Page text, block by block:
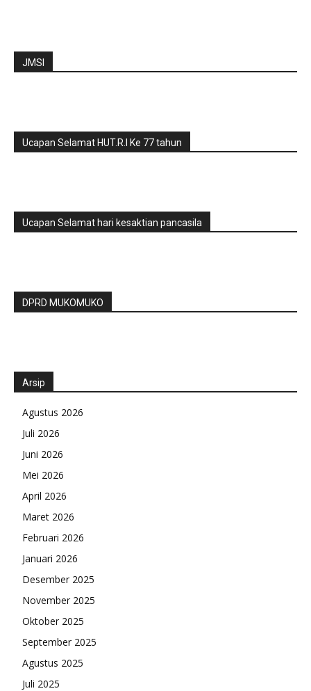
JMSI
Ucapan Selamat HUT.R.I Ke 77 tahun
Ucapan Selamat hari kesaktian pancasila
DPRD MUKOMUKO
Arsip
Agustus 2026
Juli 2026
Juni 2026
Mei 2026
April 2026
Maret 2026
Februari 2026
Januari 2026
Desember 2025
November 2025
Oktober 2025
September 2025
Agustus 2025
Juli 2025